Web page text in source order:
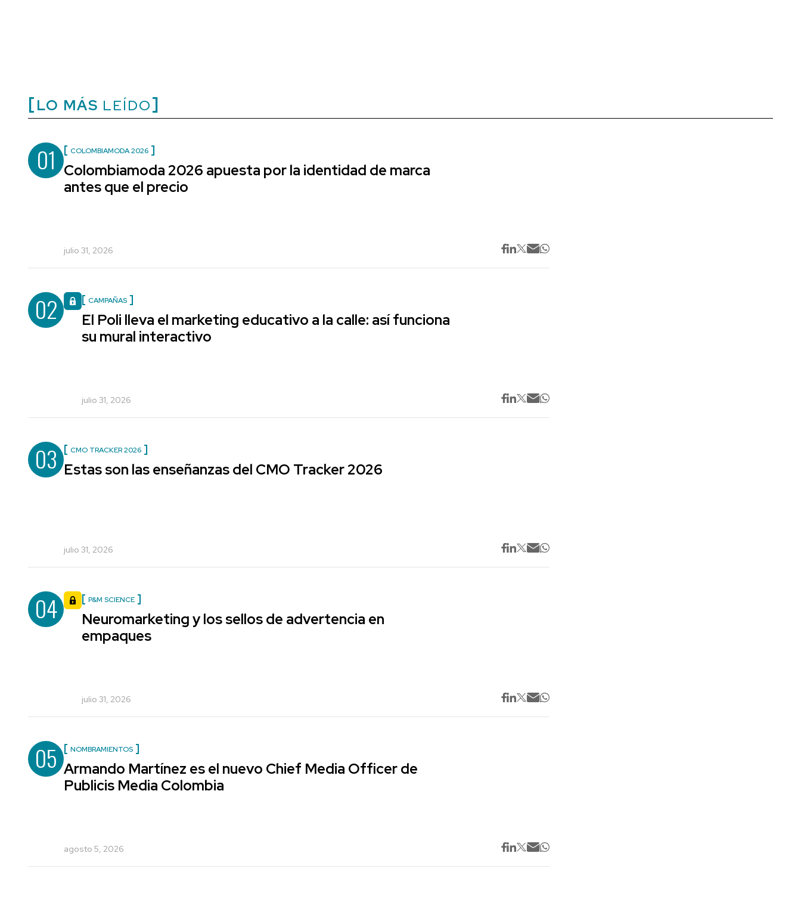
LO MÁS LEÍDO
01 COLOMBIAMODA 2026
Colombiamoda 2026 apuesta por la identidad de marca
antes que el precio
julio 31, 2026
02 CAMPAÑAS
El Poli lleva el marketing educativo a la calle: así funciona
su mural interactivo
julio 31, 2026
03 CMO TRACKER 2026
Estas son las enseñanzas del CMO Tracker 2026
julio 31, 2026
04 P&M SCIENCE
Neuromarketing y los sellos de advertencia en
empaques
julio 31, 2026
05 NOMBRAMIENTOS
Armando Martínez es el nuevo Chief Media Officer de
Publicis Media Colombia
agosto 5, 2026